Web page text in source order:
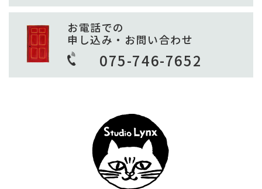
お電話での
申し込み・お問い合わせ
075-746-7652